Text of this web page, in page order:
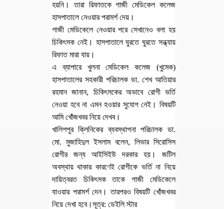
হয়নি। তারা রিফাতকে গাজী মেডিকেল কলেজ
হাসপাতালে নেওয়ার পরামর্শ দেয়।
গাজী মেডিকেলে নেওয়ার পরে সেখানেও বলা হয়
চিকিৎসক নেই। হাসপাতালে ঘুরতে ঘুরতে সন্ধ্যায়
রিফাত মারা যায়।
এ ব্যাপারে খুলনা মেডিকেল কলেজ (খুমেক)
হাসপাতালের সহকারী পরিচালক ডা. শেখ আতিয়ার
রহমান জানান, চিকিৎসকের অভাবে রোগী ভর্তি
নেওয়া হবে না এমন হওয়ার সুযোগ নেই। বিষয়টি
আমি খোঁজখবর নিয়ে দেখব।
খালিশপুর ক্লিনিকের ব্যবস্থাপনা পরিচালক ডা.
মো. মুজাহিদুল ইসলাম বলেন, লিভার সিরোসিস
রোগীর জন্য আইসিইউ দরকার হয়। জটিল
অবস্থায় থাকার কারণেই রোগীকে ভর্তি না নিয়ে
দায়িত্বরত চিকিৎসক তাকে গাজী মেডিকেলে
যাওয়ার পরামর্শ দেন। তারপরও বিষয়টি খোঁজখবর
নিয়ে দেখা হবে।সূত্র: ডেইলি স্টার